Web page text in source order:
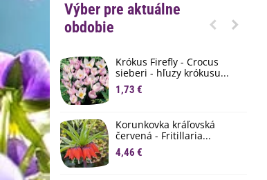
Výber pre aktuálne
obdobie
Krókus Firefly - Crocus
sieberi - hľuzy krókusu...
1,73 €
Korunkovka kráľovská
červená - Fritillaria...
4,46 €